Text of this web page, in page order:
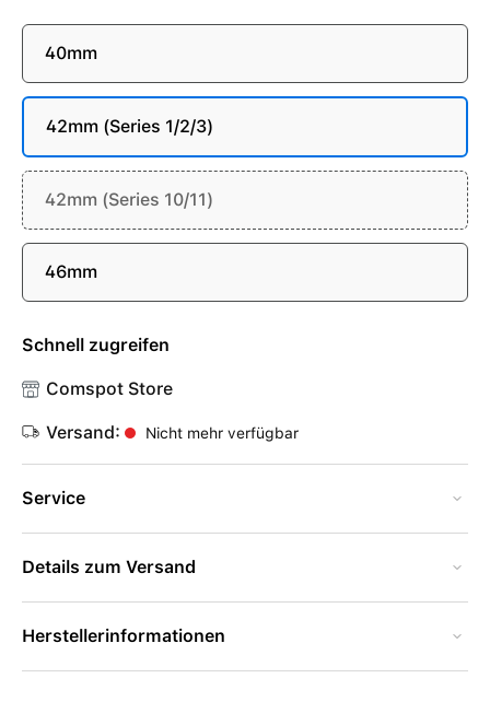
40mm
42mm (Series 1/2/3)
42mm (Series 10/11)
46mm
Schnell zugreifen
Comspot Store
Versand: Nicht mehr verfügbar
Service
Details zum Versand
Herstellerinformationen